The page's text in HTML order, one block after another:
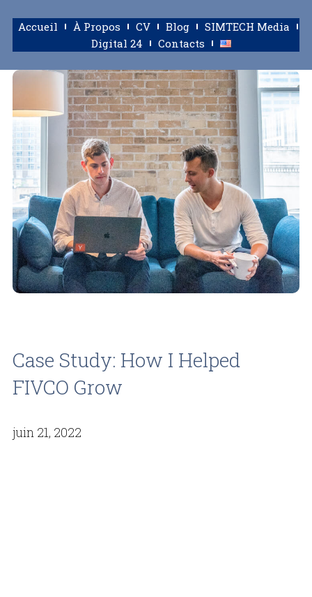
Accueil À Propos CV Blog
SIMTECH Media
Digital 24
Contacts
Case Study: How I Helped
FIVCO Grow
juin 21, 2022